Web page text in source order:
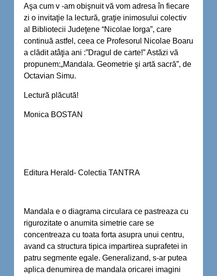
Aşa cum v -am obişnuit vă vom adresa în fiecare
zi o invitaţie la lectură, graţie inimosului colectiv
al Bibliotecii Judeţene “Nicolae Iorga”, care
continuă astfel, ceea ce Profesorul Nicolae Boaru
a clădit atâţia ani :”Dragul de carte!” Astăzi vă
propunem:„Mandala. Geometrie şi artă sacră”, de
Octavian Simu.
Lectură plăcută!
Monica BOSTAN
Editura Herald- Colectia TANTRA
Mandala e o diagrama circulara ce pastreaza cu
rigurozitate o anumita simetrie care se
concentreaza cu toata forta asupra unui centru,
avand ca structura tipica impartirea suprafetei in
patru segmente egale. Generalizand, s-ar putea
aplica denumirea de mandala oricarei imagini